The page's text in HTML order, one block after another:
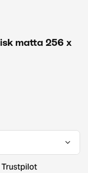
matta 256 x
Trustpilot